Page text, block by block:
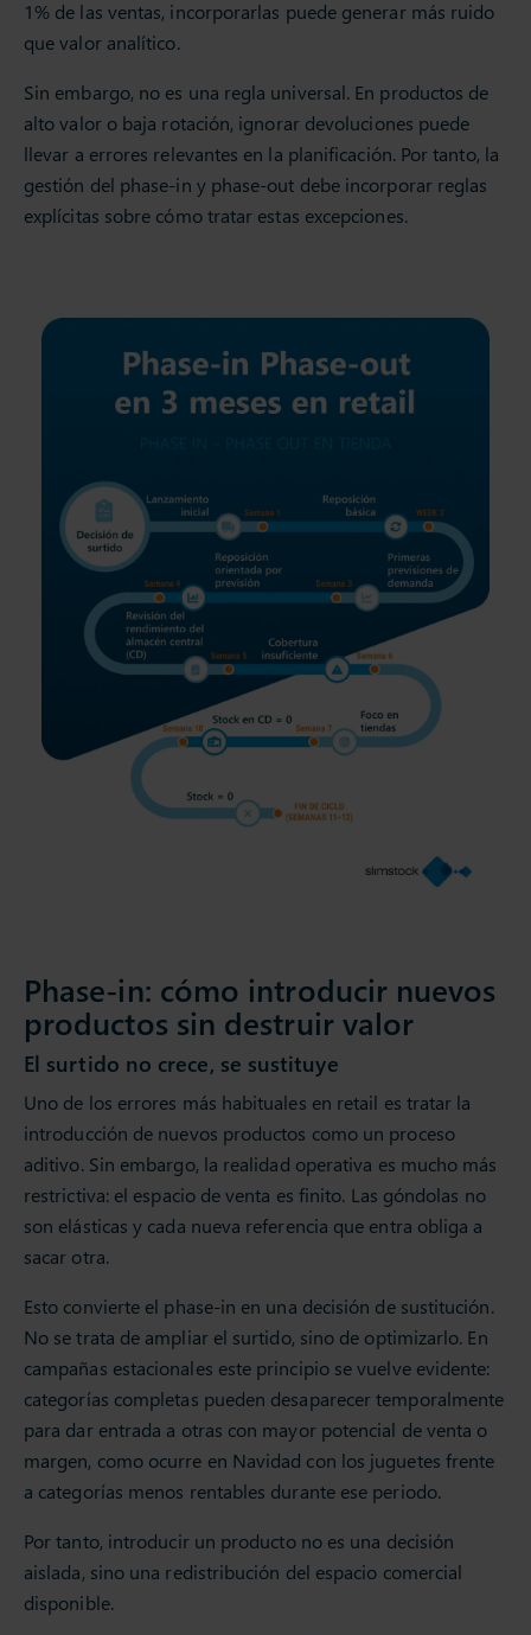
1% de las ventas, incorporarlas puede generar más ruido
que valor analítico.
Sin embargo, no es una regla universal. En productos de
alto valor o baja rotación, ignorar devoluciones puede
llevar a errores relevantes en la planificación. Por tanto, la
gestión del phase-in y phase-out debe incorporar reglas
explícitas sobre cómo tratar estas excepciones.
Phase-in: cómo introducir nuevos
productos sin destruir valor
El surtido no crece, se sustituye
Uno de los errores más habituales en retail es tratar la
introducción de nuevos productos como un proceso
aditivo. Sin embargo, la realidad operativa es mucho más
restrictiva: el espacio de venta es finito. Las góndolas no
son elásticas y cada nueva referencia que entra obliga a
sacar otra.
Esto convierte el phase-in en una decisión de sustitución.
No se trata de ampliar el surtido, sino de optimizarlo. En
campañas estacionales este principio se vuelve evidente:
categorías completas pueden desaparecer temporalmente
para dar entrada a otras con mayor potencial de venta o
margen, como ocurre en Navidad con los juguetes frente
a categorías menos rentables durante ese periodo.
Por tanto, introducir un producto no es una decisión
aislada, sino una redistribución del espacio comercial
disponible.